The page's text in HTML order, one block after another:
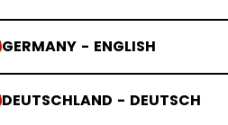
GERMANY - ENGLISH
DEUTSCHLAND - DEUTSCH